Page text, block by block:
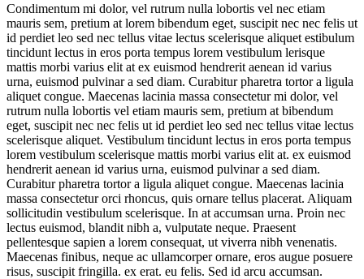
Condimentum mi dolor, vel rutrum nulla lobortis vel nec etiam
mauris sem, pretium at lorem bibendum eget, suscipit nec nec felis ut
id perdiet leo sed nec tellus vitae lectus scelerisque aliquet estibulum
tincidunt lectus in eros porta tempus lorem vestibulum lerisque
mattis morbi varius elit at ex euismod hendrerit aenean id varius
urna, euismod pulvinar a sed diam. Curabitur pharetra tortor a ligula
aliquet congue. Maecenas lacinia massa consectetur mi dolor, vel
rutrum nulla lobortis vel etiam mauris sem, pretium at bibendum
eget, suscipit nec nec felis ut id perdiet leo sed nec tellus vitae lectus
scelerisque aliquet. Vestibulum tincidunt lectus in eros porta tempus
lorem vestibulum scelerisque mattis morbi varius elit at. ex euismod
hendrerit aenean id varius urna, euismod pulvinar a sed diam.
Curabitur pharetra tortor a ligula aliquet congue. Maecenas lacinia
massa consectetur orci rhoncus, quis ornare tellus placerat. Aliquam
sollicitudin vestibulum scelerisque. In at accumsan urna. Proin nec
lectus euismod, blandit nibh a, vulputate neque. Praesent
pellentesque sapien a lorem consequat, ut viverra nibh venenatis.
Maecenas finibus, neque ac ullamcorper ornare, eros augue posuere
risus, suscipit fringilla. ex erat. eu felis. Sed id arcu accumsan.